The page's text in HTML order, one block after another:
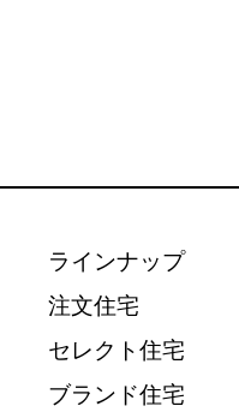
ラインナップ
注文住宅
セレクト住宅
ブランド住宅